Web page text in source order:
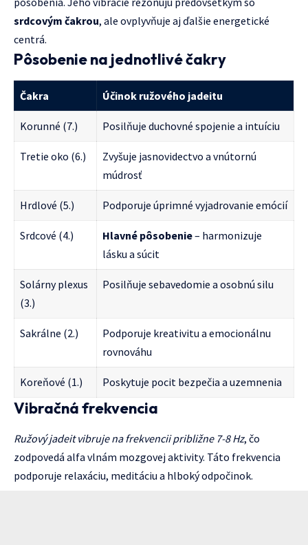
srdcovým čakrou, ale ovplyvňuje aj ďalšie energetické
centrá.
Pôsobenie na jednotlivé čakry
Čakra Účinok ružového jadeitu
Korunné (7.) Posilňuje duchovné spojenie a intuíciu
Tretie oko (6.)
Zvyšuje jasnovidectvo a vnútornú
múdrosť
Hrdlové (5.) Podporuje úprimné vyjadrovanie emócií
Srdcové (4.) Hlavné pôsobenie– harmonizuje
lásku a súcit
Solárny plexus
(3.)
Posilňuje sebavedomie a osobnú silu
Sakrálne (2.)
Podporuje kreativitu a emocionálnu
rovnováhu
Koreňové (1.) Poskytuje pocit bezpečia a uzemnenia
Vibračná frekvencia
Ružový jadeit vibruje na frekvencii približne 7-8 Hz, čo
zodpovedá alfa vlnám mozgovej aktivity. Táto frekvencia
podporuje relaxáciu, meditáciu a hlboký odpočinok.